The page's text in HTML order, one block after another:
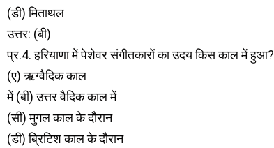
(डी) मिताथल
उत्तर: (बी)
प्र.4. हरियाणा में पेशेवर संगीतकारों का उदय किस काल में हुआ?
(ए) ऋग्वैदिक काल
में (बी) उत्तर वैदिक काल में
(सी) मुगल काल के दौरान
(डी) ब्रिटिश काल के दौरान